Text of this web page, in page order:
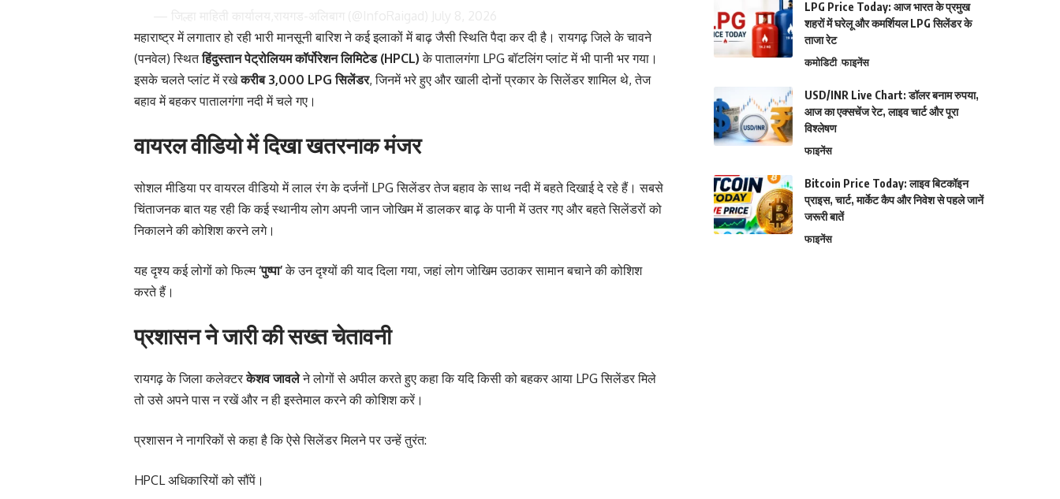
महाराष्ट्र में लगातार हो रही भारी मानसूनी बारिश ने कई इलाकों में बाढ़ जैसी स्थिति पैदा कर दी है। रायगढ़ जिले के चावने
(पनवेल) स्थितहिंदुस्तान पेट्रोलियम कॉर्पोरेशन लिमिटेड (HPCL) के पातालगंगा LPG बॉटलिंग प्लांट में भी पानी भर गया।
इसके चलते प्लांट में रखेकरीब 3,000 LPG सिलेंडर, जिनमें भरे हुए और खाली दोनों प्रकार के सिलेंडर शामिल थे, तेज
बहाव में बहकर पातालगंगा नदी में चले गए।
वायरल वीडियो में दिखा खतरनाक मंजर
सोशल मीडिया पर वायरल वीडियो में लाल रंग के दर्जनों LPG सिलेंडर तेज बहाव के साथ नदी में बहते दिखाई दे रहे हैं। सबसे
चिंताजनक बात यह रही कि कई स्थानीय लोग अपनी जान जोखिम में डालकर बाढ़ के पानी में उतर गए और बहते सिलेंडरों को
निकालने की कोशिश करने लगे।
यह दृश्य कई लोगों को फिल्म‘पुष्पा’के उन दृश्यों की याद दिला गया, जहां लोग जोखिम उठाकर सामान बचाने की कोशिश
करते हैं।
प्रशासन ने जारी की सख्त चेतावनी
रायगढ़ के जिला कलेक्टरकेशव जावलेने लोगों से अपील करते हुए कहा कि यदि किसी को बहकर आया LPG सिलेंडर मिले
तो उसे अपने पास न रखें और न ही इस्तेमाल करने की कोशिश करें।
प्रशासन ने नागरिकों से कहा है कि ऐसे सिलेंडर मिलने पर उन्हें तुरंत:
HPCL अधिकारियों को सौंपें।
LPG Price Today: आज भारत के प्रमुख
शहरों में घरेलू और कमर्शियल LPG सिलेंडर के
ताजा रेट
कमोडिटी फाइनेंस
USD/INR Live Chart: डॉलर बनाम रुपया,
आज का एक्सचेंज रेट, लाइव चार्ट और पूरा
विश्लेषण
फाइनेंस
Bitcoin Price Today: लाइव बिटकॉइन
प्राइस, चार्ट, मार्केट कैप और निवेश से पहले जानें
जरूरी बातें
फाइनेंस